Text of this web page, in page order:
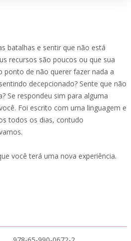
batalhas e sentir que não está
recursos são poucos ou que sua
ponto de não querer fazer nada a
decepcionado? Sente que não
Se respondeu sim para alguma
Foi escrito com uma linguagem e
todos os dias, contudo
você terá uma nova experiência.